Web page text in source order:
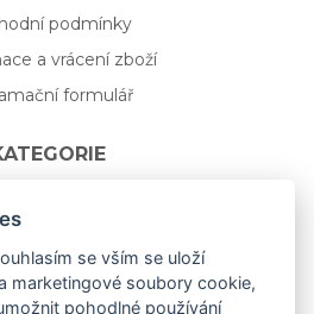
podmínky
a vrácení zboží
formulář
sklo
Bydlení
poukaz na míru
se vším se uloží
marketingové soubory cookie,
pohodlné používání